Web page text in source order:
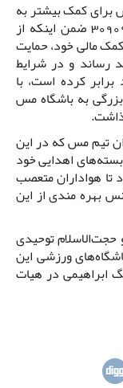
برای کمک بیشتر به
باشگاه مس با ارسال عدد 14 به شماره 309090 ضمن اینکه از
مالی خود، حمایت
رساند و در شرایط
کرده است، با
به باشگاه مس
تیم مس که در این
اهدایی خود
تا هواداران متعصب
بهره مندی از این
توحیدی
ورزشی این
در هیات